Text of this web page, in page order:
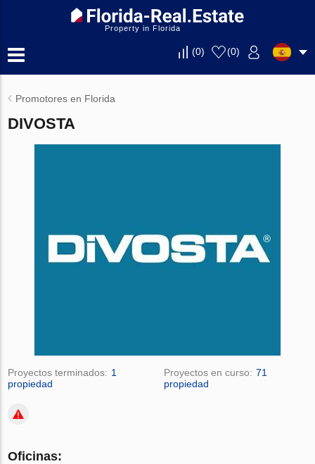
Property in Florida
(0) (0)
Promotores en Florida
DIVOSTA
Proyectos terminados: 1
propiedad
Proyectos en curso: 71
propiedad
Oficinas: